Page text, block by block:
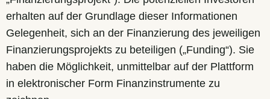
erhalten auf der Grundlage dieser Informationen
Gelegenheit, sich an der Finanzierung des jeweiligen
Finanzierungsprojekts zu beteiligen („Funding“). Sie
haben die Möglichkeit, unmittelbar auf der Plattform
in elektronischer Form Finanzinstrumente zu